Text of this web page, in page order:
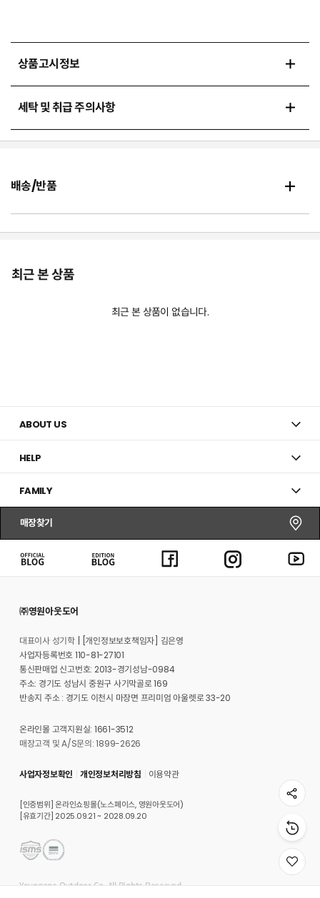
상품고시정보
세탁 및 취급 주의사항
배송/반품
최근 본 상품
최근 본 상품이 없습니다.
ABOUT US
HELP
FAMILY
매장찾기
㈜영원아웃도어
대표이사 성기학
[개인정보보호책임자] 김은영
사업자등록번호 110-81-27101
통신판매업 신고번호: 2013-경기성남-0984
주소: 경기도 성남시 중원구 사기막골로 169
반송지 주소 : 경기도 이천시 마장면 프리미엄 아울렛로 33-20
온라인몰 고객지원실: 1661-3512
매장고객 및 A/S문의: 1899-2626
사업자정보확인 개인정보처리방침 이용약관
[인증범위] 온라인쇼핑몰(노스페이스, 영원아웃도어)
[유효기간] 2025.09.21 ~ 2028.09.20
Youngone Outdoor Co. All Rights Reserved.
위
시